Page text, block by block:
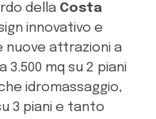
della Costa
innovativo e
nuove attrazioni a
3.500 mq su 2 piani
idromassaggio,
3 piani e tanto